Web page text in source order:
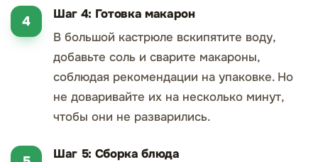
Шаг 4: Готовка макарон
В большой кастрюле вскипятите воду,
добавьте соль и сварите макароны,
соблюдая рекомендации на упаковке. Но
не доваривайте их на несколько минут,
чтобы они не разварились.
Шаг 5: Сборка блюда